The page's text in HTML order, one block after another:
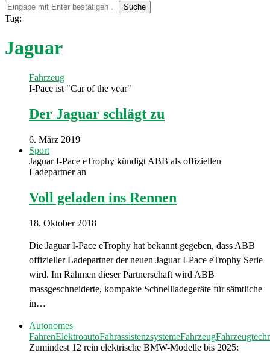
Suche
Tag:
Jaguar
Fahrzeug
I-Pace ist "Car of the year"
Der Jaguar schlägt zu
6. März 2019
Sport
Jaguar I-Pace eTrophy kündigt ABB als offiziellen
Ladepartner an
Voll geladen ins Rennen
18. Oktober 2018
Die Jaguar I-Pace eTrophy hat bekannt gegeben, dass ABB
offizieller Ladepartner der neuen Jaguar I-Pace eTrophy Serie
wird. Im Rahmen dieser Partnerschaft wird ABB
massgeschneiderte, kompakte Schnellladegeräte für sämtliche
in…
Autonomes
FahrenElektroautoFahrassistenzsystemeFahrzeug
Zumindest 12 rein elektrische BMW-Modelle bis 2025: